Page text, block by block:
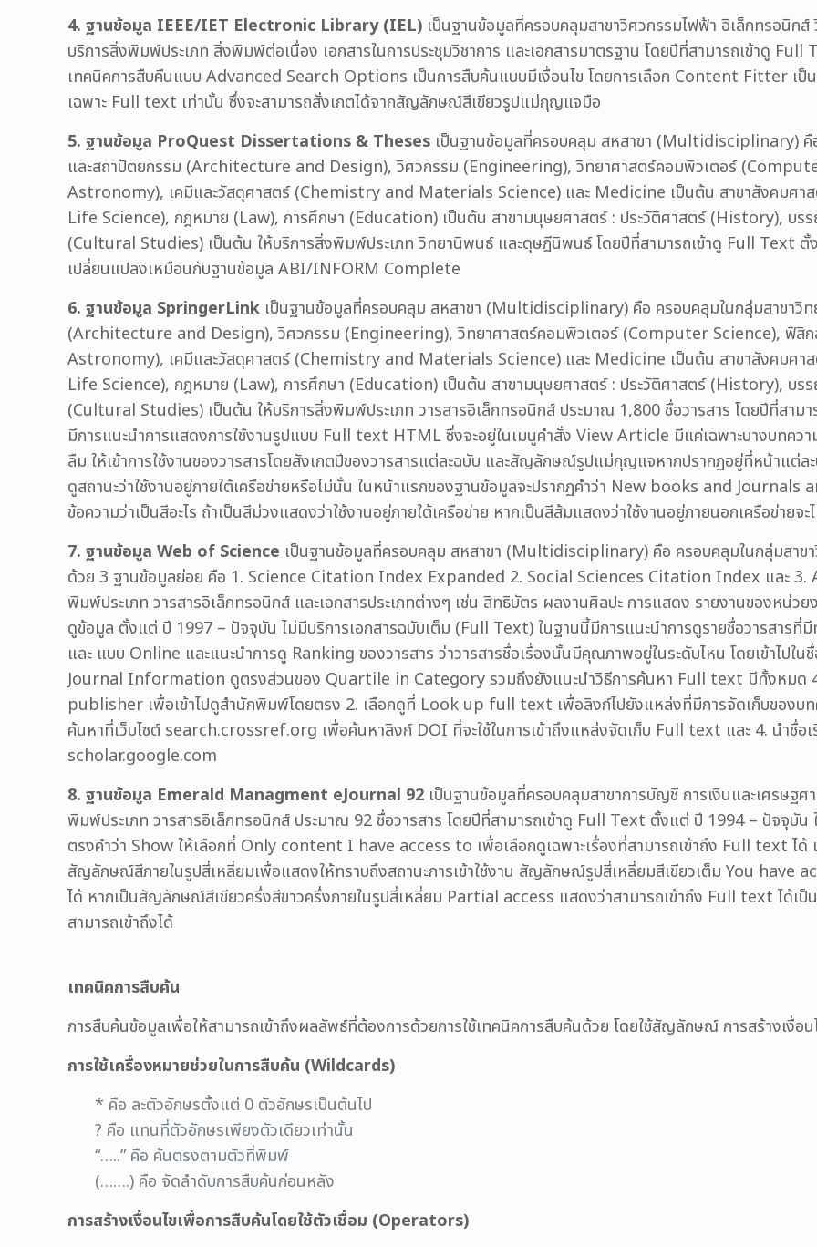
4. ฐานข้อมูล IEEE/IET Electronic Library (IEL) เป็นฐานข้อมูลที่ครอบคลุมสาขาวิศวกรรมไฟฟ้า อิเล็กทรอนิก
บริการสิ่งพิมพ์ประเภท สิ่งพิมพ์ต่อเนื่อง เอกสารในการประชุมวิชาการ และเอกสารมาตรฐาน โดยปีที่สามารถเข้าดู
เทคนิคการสืบคืนแบบ Advanced Search Options เป็นการสืบค้นแบบมีเงื่อนไข โดยการเลือก Content Fitter เ
เฉพาะ Full text เท่านั้น ซึ่งจะสามารถสั่งเกตได้จากสัญลักษณ์สีเขียวรูปแม่กุญแจมือ
5. ฐานข้อมูล ProQuest Dissertations & Theses เป็นฐานข้อมูลที่ครอบคลุม สหสาขา (Multidisciplinary) คื
และสถาปัตยกรรม (Architecture and Design), วิศวกรรม (Engineering), วิทยาศาสตร์คอมพิวเตอร์
Astronomy), เคมีและวัสดุศาสตร์ (Chemistry and Materials Science) และ Medicine เป็นต้น สาขาสังคมศา
Life Science), กฎหมาย (Law), การศึกษา (Education) เป็นต้น สาขามนุษยศาสตร์ : ประวัติศาสตร์ (History),
(Cultural Studies) เป็นต้น ให้บริการสิ่งพิมพ์ประเภท วิทยานิพนธ์ และดุษฎีนิพนธ์ โดยปีที่สามารถเข้าดู Full Text
เปลี่ยนแปลงเหมือนกับฐานข้อมูล ABI/INFORM Complete
6. ฐานข้อมูล SpringerLink เป็นฐานข้อมูลที่ครอบคลุม สหสาขา (Multidisciplinary) คือ ครอบคลุมในกลุ่มสาขาวิท
(Architecture and Design), วิศวกรรม (Engineering), วิทยาศาสตร์คอมพิวเตอร์ (Computer Science), ฟิสิก
Astronomy), เคมีและวัสดุศาสตร์ (Chemistry and Materials Science) และ Medicine เป็นต้น สาขาสังคมศา
Life Science), กฎหมาย (Law), การศึกษา (Education) เป็นต้น สาขามนุษยศาสตร์ : ประวัติศาสตร์ (History),
(Cultural Studies) เป็นต้น ให้บริการสิ่งพิมพ์ประเภท วารสารอิเล็กทรอนิกส์ ประมาณ 1,800 ชื่อวารสาร โดยปีที่สา
มีการแนะนำการแสดงการใช้งานรูปแบบ Full text HTML ซึ่งจะอยู่ในเมนูคำสั่ง View Article มีแค่เฉพาะบางบทคว
ลืม ให้เข้าการใช้งานของวารสารโดยสังเกตปีของวารสารแต่ละฉบับ และสัญลักษณ์รูปแม่กุญแจหากปรากฏอยู่ที่หน้าแต่ล
ดูสถานะว่าใช้งานอยู่ภายใต้เครือข่ายหรือไม่นั้น ในหน้าแรกของฐานข้อมูลจะปรากฏคำว่า New books and
ข้อความว่าเป็นสีอะไร ถ้าเป็นสีม่วงแสดงว่าใช้งานอยู่ภายใต้เครือข่าย หากเป็นสีส้มแสดงว่าใช้งานอยู่ภายนอกเครือข่า
7. ฐานข้อมูล Web of Science เป็นฐานข้อมูลที่ครอบคลุม สหสาขา (Multidisciplinary) คือ ครอบคลุมในกลุ่มสาข
ด้วย 3 ฐานข้อมูลย่อย คือ 1. Science Citation Index Expanded 2. Social Sciences Citation Index และ
พิมพ์ประเภท วารสารอิเล็กทรอนิกส์ และเอกสารประเภทต่างๆ เช่น สิทธิบัตร ผลงานศิลปะ การแสดง รายงานของหน่ว
ดูข้อมูล ตั้งแต่ ปี 1997 – ปัจจุบัน ไม่มีบริการเอกสารฉบับเต็ม (Full Text) ในฐานนี้มีการแนะนำการดูรายชื่อวารสาร
และ แบบ Online และแนะนำการดู Ranking ของวารสาร ว่าวารสารชื่อเรื่องนั้นมีคุณภาพอยู่ในระดับไหน โดยเข้าไปใ
Journal Information ดูตรงส่วนของ Quartile in Category รวมถึงยังแนะนำวิธีการค้นหา Full text มีทั้งหม
publisher เพื่อเข้าไปดูสำนักพิมพ์โดยตรง 2. เลือกดูที่ Look up full text เพื่อลิงก์ไปยังแหล่งที่มีการจัดเก็บของบ
ค้นหาที่เว็บไซต์ search.crossref.org เพื่อค้นหาลิงก์ DOI ที่จะใช้ในการเข้าถึงแหล่งจัดเก็บ Full text และ 4. นำชื่อ
scholar.google.com
8. ฐานข้อมูล Emerald Managment eJournal 92 เป็นฐานข้อมูลที่ครอบคลุมสาขาการบัญชี การเงินและเศรษฐ
พิมพ์ประเภท วารสารอิเล็กทรอนิกส์ ประมาณ 92 ชื่อวารสาร โดยปีที่สามารถเข้าดู Full Text ตั้งแต่ ปี 1994 – ปัจจุบั
ตรงคำว่า Show ให้เลือกที่ Only content I have access to เพื่อเลือกดูเฉพาะเรื่องที่สามารถเข้าถึง Full text
สัญลักษณ์สีภายในรูปสี่เหลี่ยมเพื่อแสดงให้ทราบถึงสถานะการเข้าใช้งาน สัญลักษณ์รูปสี่เหลี่ยมสีเขียวเต็ม You have
ได้ หากเป็นสัญลักษณ์สีเขียวครึ่งสีขาวครึ่งภายในรูปสี่เหลี่ยม Partial access แสดงว่าสามารถเข้าถึง Full text ได้เ
สามารถเข้าถึงได้
เทคนิคการสืบค้น
การสืบค้นข้อมูลเพื่อให้สามารถเข้าถึงผลลัพธ์ที่ต้องการด้วยการใช้เทคนิคการสืบค้นด้วย โดยใช้สัญลักษณ์ การสร้างเงื่อน
การใช้เครื่องหมายช่วยในการสืบค้น (Wildcards)
* คือ ละตัวอักษรตั้งแต่ 0 ตัวอักษรเป็นต้นไป
? คือ แทนที่ตัวอักษรเพียงตัวเดียวเท่านั้น
“…..” คือ ค้นตรงตามตัวที่พิมพ์
(…….) คือ จัดลำดับการสืบค้นก่อนหลัง
การสร้างเงื่อนไขเพื่อการสืบค้นโดยใช้ตัวเชื่อม (Operators)